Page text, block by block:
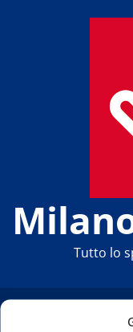
Tutto lo